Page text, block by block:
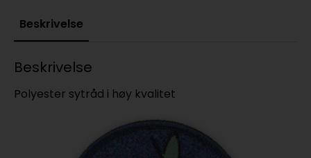
Beskrivelse
Beskrivelse
Polyester sytråd i høy kvalitet